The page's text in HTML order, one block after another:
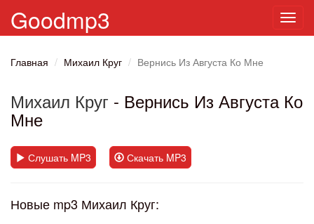
Goodmp3
Главная Михаил Круг Вернись Из Августа Ко Мне
Михаил Круг - Вернись Из Августа Ко
Мне
Слушать MP3 Скачать MP3
Новые mp3 Михаил Круг: